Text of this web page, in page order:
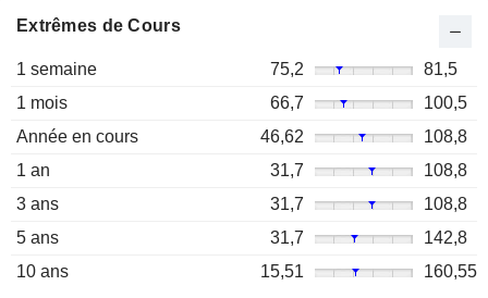
Extrêmes de Cours
1 semaine 75,2
81,5
1 mois
66,7
100,5
Année en cours
46,62
108,8
1 an
31,7
108,8
3 ans
31,7
108,8
5 ans
31,7
142,8
10 ans
15,51 160,55